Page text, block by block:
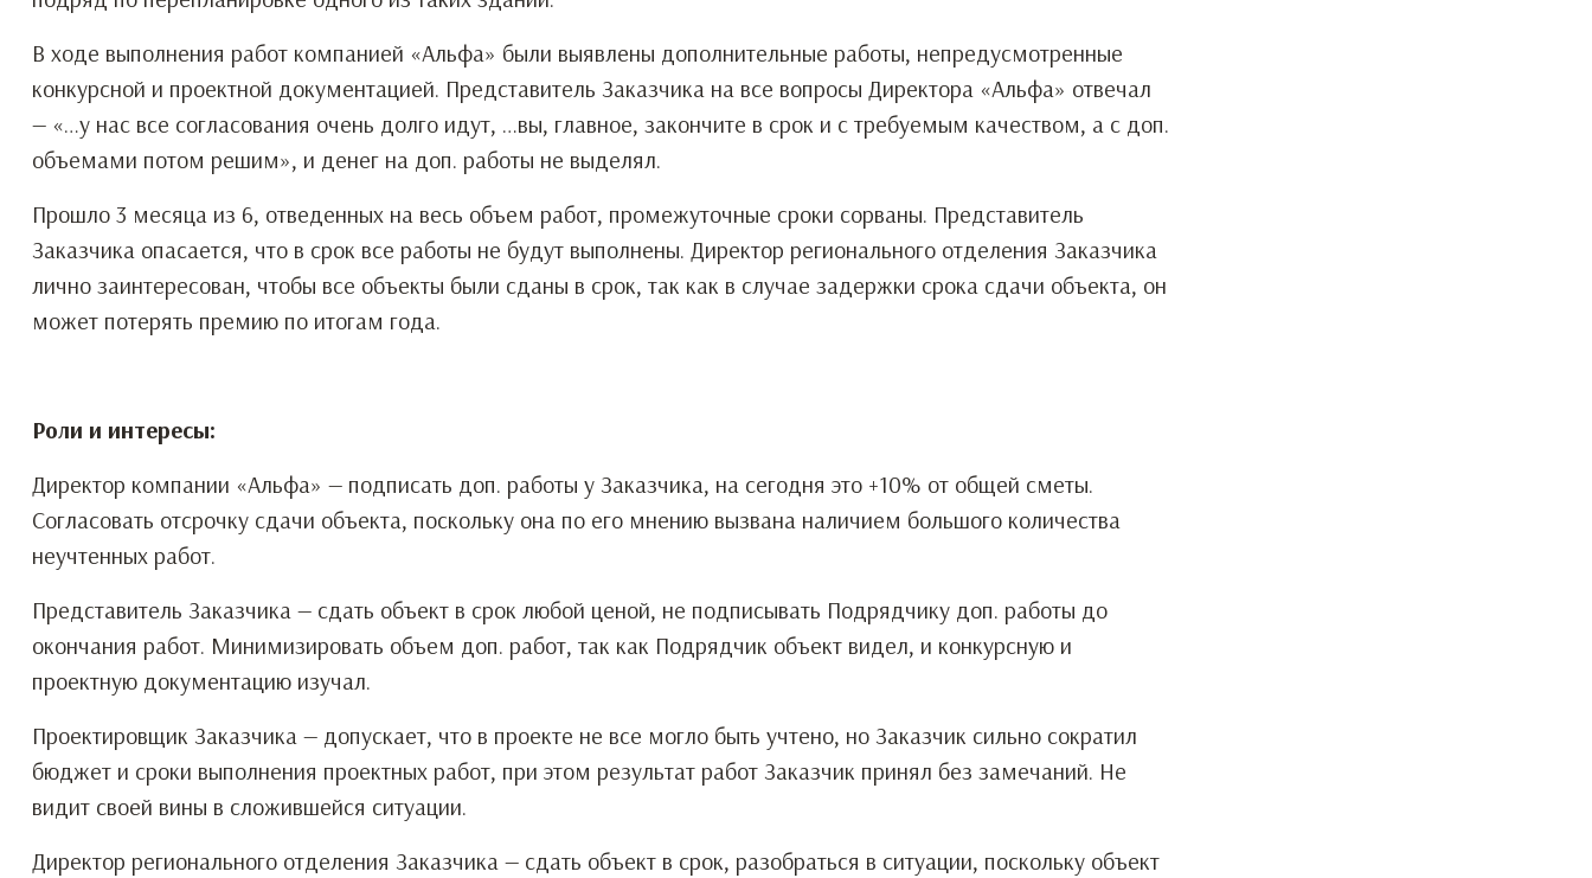
В ходе выполнения работ компанией «Альфа» были выявлены дополнительные работы, непредусмотренные
конкурсной и проектной документацией. Представитель Заказчика на все вопросы Директора «Альфа» отвечал
— «…у нас все согласования очень долго идут, …вы, главное, закончите в срок и с требуемым качеством, а с доп.
объемами потом решим», и денег на доп. работы не выделял.
Прошло 3 месяца из 6, отведенных на весь объем работ, промежуточные сроки сорваны. Представитель
Заказчика опасается, что в срок все работы не будут выполнены. Директор регионального отделения Заказчика
лично заинтересован, чтобы все объекты были сданы в срок, так как в случае задержки срока сдачи объекта, он
может потерять премию по итогам года.
Роли и интересы:
Директор компании «Альфа» — подписать доп. работы у Заказчика, на сегодня это +10% от общей сметы.
Согласовать отсрочку сдачи объекта, поскольку она по его мнению вызвана наличием большого количества
неучтенных работ.
Представитель Заказчика — сдать объект в срок любой ценой, не подписывать Подрядчику доп. работы до
окончания работ. Минимизировать объем доп. работ, так как Подрядчик объект видел, и конкурсную и
проектную документацию изучал.
Проектировщик Заказчика — допускает, что в проекте не все могло быть учтено, но Заказчик сильно сократил
бюджет и сроки выполнения проектных работ, при этом результат работ Заказчик принял без замечаний. Не
видит своей вины в сложившейся ситуации.
Директор регионального отделения Заказчика — сдать объект в срок, разобраться в ситуации, поскольку объект